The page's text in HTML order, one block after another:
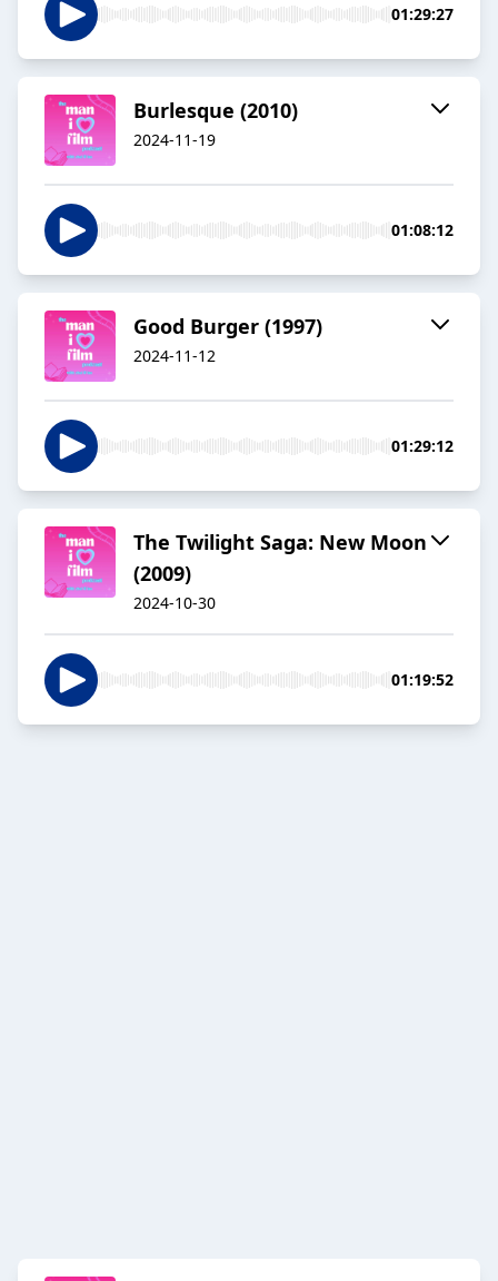
01:29:27
Burlesque (2010)
2024-11-19
01:08:12
Good Burger (1997)
2024-11-12
01:29:12
The Twilight Saga: New Moon
(2009)
2024-10-30
01:19:52